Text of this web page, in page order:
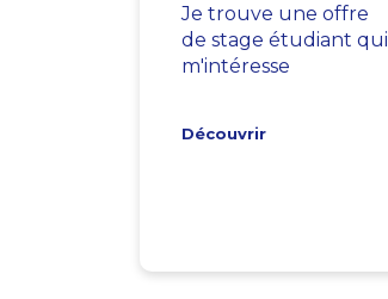
Je trouve une offre
de stage étudiant qui
m'intéresse
Découvrir